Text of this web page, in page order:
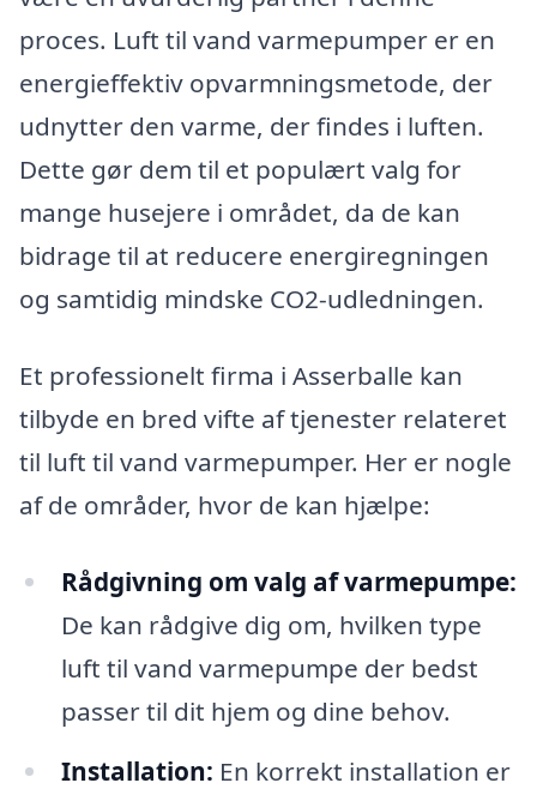
proces. Luft til vand varmepumper er en
energieffektiv opvarmningsmetode, der
udnytter den varme, der findes i luften.
Dette gør dem til et populært valg for
mange husejere i området, da de kan
bidrage til at reducere energiregningen
og samtidig mindske CO2-udledningen.
Et professionelt firma i Asserballe kan
tilbyde en bred vifte af tjenester relateret
til luft til vand varmepumper. Her er nogle
af de områder, hvor de kan hjælpe:
Rådgivning om valg af varmepumpe:
De kan rådgive dig om, hvilken type
luft til vand varmepumpe der bedst
passer til dit hjem og dine behov.
Installation: En korrekt installation er